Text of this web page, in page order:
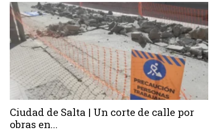
Ciudad de Salta | Un corte de calle por
obras en...